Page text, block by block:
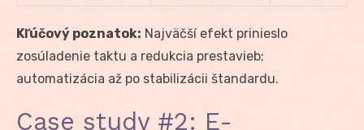
Kľúčový poznatok: Najväčší efekt prinieslo
zosúladenie taktu a redukcia prestavieb;
automatizácia až po stabilizácii štandardu.
Case study #2: E-